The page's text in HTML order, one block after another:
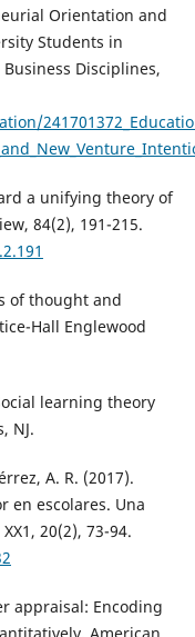
Orientation and
Students in
Disciplines,
a unifying theory of
84(2), 191-215.
of thought and
Hall Englewood
learning theory
NJ.
A. R. (2017).
en escolares. Una
20(2), 73-94.
appraisal: Encoding